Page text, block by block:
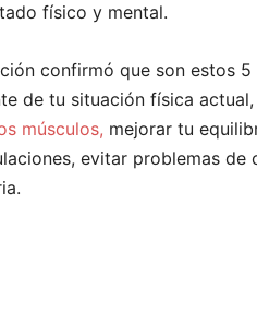
físico y mental.
confirmó que son estos
de tu situación física
músculos, mejorar tu
evitar problemas